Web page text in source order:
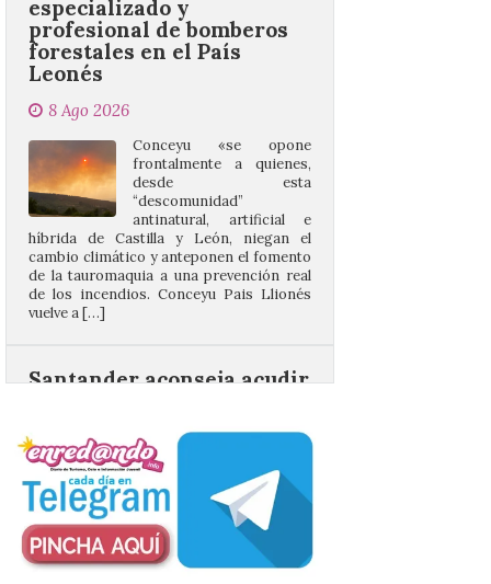
8 Ago 2026
antinatural, artificial e
híbrida de Castilla y León, niegan el
cambio climático y anteponen el fomento
de la tauromaquia a una prevención real
de los incendios. Conceyu Pais Llionés
vuelve a […]
Santander aconseja acudir
a pie o en transporte
vehículo privado para el
eclipse
El TUS cuenta con líneas
que llegan a la zona en
puntos como el faro de
Cabo Mayor, Cueto,
Corbanera o Ciriego y
reforzará la movilidad con un servicio
especial de lanzaderas desde el PCTCAN